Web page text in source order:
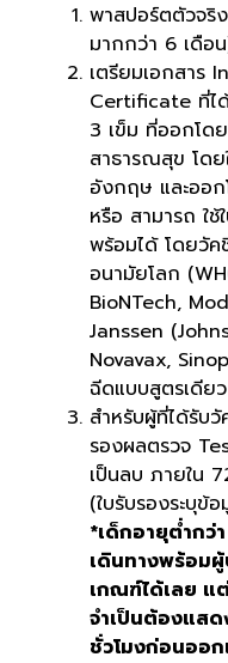
พาสปอร์ตตัวจริ
มากกว่า 6 เดือ
เตรียมเอกสาร
Certificate ที่ไ
3 เข็ม ที่ออกโด
สาธารณสุข โดย
อังกฤษ และออ
หรือ สามารถ ใ
พร้อมได้ โดยวัค
อนามัยโลก
BioNTech,
Janssen
Novavax,
ฉีดแบบสูตรเดีย
สำหรับผู้ที่ได้รับ
รองผลตรวจ
เป็นลบ ภายใน
(ใบรับรองระบุข้
*เด็กอายุต่ำกว่
เดินทางพร้อม
เกณฑ์ได้เลย แ
จำเป็นต้องแสด
ชั่วโมงก่อนออ